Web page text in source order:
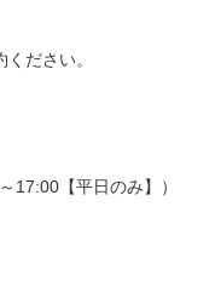
ださい。
17:00【平日のみ】）